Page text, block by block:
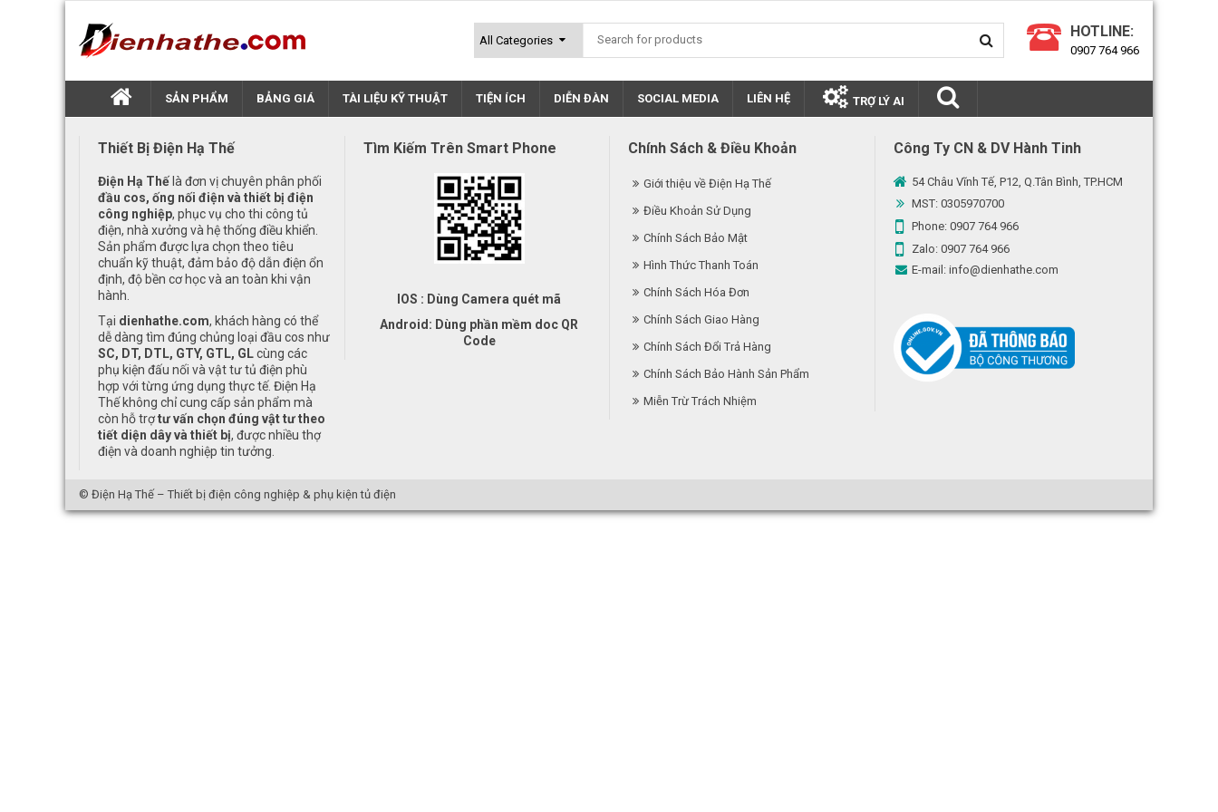
HOTLINE:
0907 764 966
SẢN PHẨM BẢNG GIÁ TÀI LIỆU KỸ THUẬT TIỆN ÍCH DIỄN ĐÀN SOCIAL MEDIA LIÊN HỆ TRỢ LÝ AI
Thiết Bị Điện Hạ Thế
Điện Hạ Thế là đơn vị chuyên phân phối
đầu cos, ống nối điện và thiết bị điện
công nghiệp, phục vụ cho thi công tủ
điện, nhà xưởng và hệ thống điều khiển.
Sản phẩm được lựa chọn theo tiêu
chuẩn kỹ thuật, đảm bảo độ dẫn điện ổn
định, độ bền cơ học và an toàn khi vận
hành.
Tại dienhathe.com, khách hàng có thể
dễ dàng tìm đúng chủng loại đầu cos như
SC, DT, DTL, GTY, GTL, GLcùng các
phụ kiện đấu nối và vật tư tủ điện phù
hợp với từng ứng dụng thực tế. Điện Hạ
Thế không chỉ cung cấp sản phẩm mà
còn hỗ trợtư vấn chọn đúng vật tư theo
tiết diện dây và thiết bị, được nhiều thợ
điện và doanh nghiệp tin tưởng.
Tìm Kiếm Trên Smart Phone
IOS : Dùng Camera quét mã
Android: Dùng phần mềm doc QR
Code
Chính Sách & Điều Khoản
Giới thiệu về Điện Hạ Thế
Điều Khoản Sử Dụng
Chính Sách Bảo Mật
Hình Thức Thanh Toán
Chính Sách Hóa Đơn
Chính Sách Giao Hàng
Chính Sách Đổi Trả Hàng
Chính Sách Bảo Hành Sản Phẩm
Miễn Trừ Trách Nhiệm
Công Ty CN & DV Hành Tinh
54 Châu Vĩnh Tế, P12, Q.Tân Bình, TP.HCM
MST: 0305970700
Phone: 0907 764 966
Zalo: 0907 764 966
E-mail: info@dienhathe.com
© Điện Hạ Thế – Thiết bị điện công nghiệp & phụ kiện tủ điện